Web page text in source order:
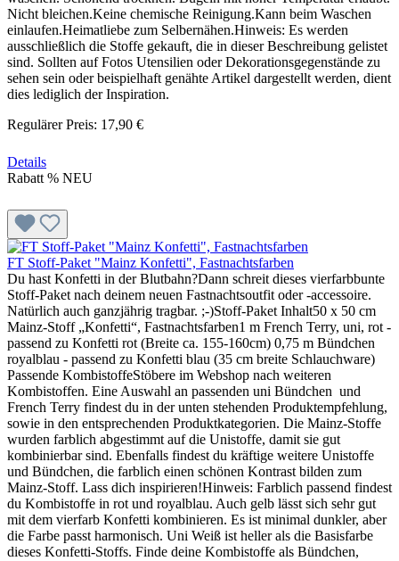
Nicht bleichen.Keine chemische Reinigung.Kann beim Waschen
einlaufen.Heimatliebe zum Selbernähen.Hinweis: Es werden
ausschließlich die Stoffe gekauft, die in dieser Beschreibung gelistet
sind. Sollten auf Fotos Utensilien oder Dekorationsgegenstände zu
sehen sein oder beispielhaft genähte Artikel dargestellt werden, dient
dies lediglich der Inspiration.
Regulärer Preis: 17,90 €
Details
Rabatt % NEU
FT Stoff-Paket "Mainz Konfetti", Fastnachtsfarben
Du hast Konfetti in der Blutbahn?Dann schreit dieses vierfarbbunte
Stoff-Paket nach deinem neuen Fastnachtsoutfit oder -accessoire.
Natürlich auch ganzjährig tragbar. ;-)Stoff-Paket Inhalt50 x 50 cm
Mainz-Stoff „Konfetti“, Fastnachtsfarben1 m French Terry, uni, rot -
passend zu Konfetti rot (Breite ca. 155-160cm) 0,75 m Bündchen
royalblau - passend zu Konfetti blau (35 cm breite Schlauchware)
Passende KombistoffeStöbere im Webshop nach weiteren
Kombistoffen. Eine Auswahl an passenden uni Bündchen und
French Terry findest du in der unten stehenden Produktempfehlung,
sowie in den entsprechenden Produktkategorien. Die Mainz-Stoffe
wurden farblich abgestimmt auf die Unistoffe, damit sie gut
kombinierbar sind. Ebenfalls findest du kräftige weitere Unistoffe
und Bündchen, die farblich einen schönen Kontrast bilden zum
Mainz-Stoff. Lass dich inspirieren!Hinweis: Farblich passend findest
du Kombistoffe in rot und royalblau. Auch gelb lässt sich sehr gut
mit dem vierfarb Konfetti kombinieren. Es ist minimal dunkler, aber
die Farbe passt harmonisch. Uni Weiß ist heller als die Basisfarbe
dieses Konfetti-Stoffs. Finde deine Kombistoffe als Bündchen,